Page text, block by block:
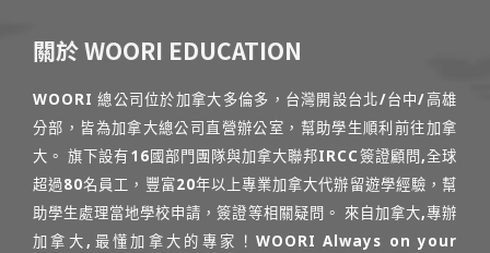
關於 WOORI EDUCATION
WOORI 總公司位於加拿大多倫多，台灣開設台北/台中/高雄
分部，皆為加拿大總公司直營辦公室，幫助學生順利前往加拿
大。 旗下設有16國部門團隊與加拿大聯邦IRCC簽證顧問,全球
超過80名員工，豐富20年以上專業加拿大代辦留遊學經驗，幫
助學生處理當地學校申請，簽證等相關疑問。 來自加拿大,專辦
加拿大,最懂加拿大的專家！WOORI Always on your